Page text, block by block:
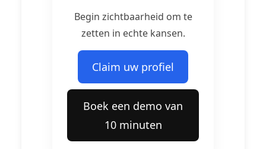
Begin zichtbaarheid om te
zetten in echte kansen.
Claim uw profiel
Boek een demo van
10 minuten